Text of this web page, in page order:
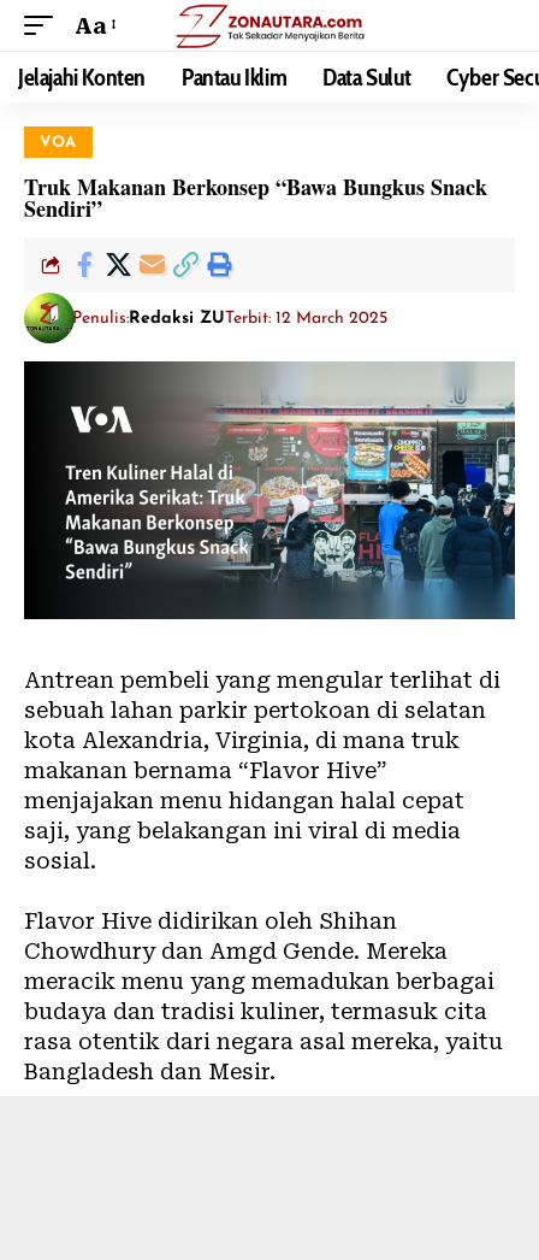
Aa
Jelajahi Konten Pantau Iklim Data Sulut Cyber
VOA
Truk Makanan Berkonsep “Bawa Bungkus Snack
Sendiri”
Penulis: Redaksi ZUTerbit: 12 March 2025
Antrean pembeli yang mengular terlihat di
sebuah lahan parkir pertokoan di selatan
kota Alexandria, Virginia, di mana truk
makanan bernama “Flavor Hive”
menjajakan menu hidangan halal cepat
saji, yang belakangan ini viral di media
sosial.
Flavor Hive didirikan oleh Shihan
Chowdhury dan Amgd Gende. Mereka
meracik menu yang memadukan berbagai
budaya dan tradisi kuliner, termasuk cita
rasa otentik dari negara asal mereka, yaitu
Bangladesh dan Mesir.